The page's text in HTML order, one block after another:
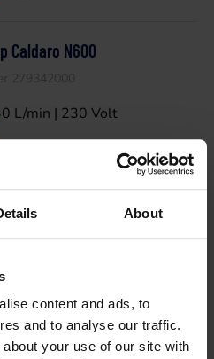
About
content and ads, to
and to analyse our traffic.
your use of our site with
Caldaro N600
L/min | 230 Volt
wordt al snel
van kelders, kruipruimtes,
bij overstromingen. Maar
zijn de